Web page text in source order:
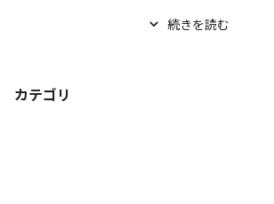
続きを読む
カテゴリ